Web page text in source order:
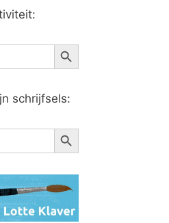
Zoekknop
schrijfsels:
Zoekknop